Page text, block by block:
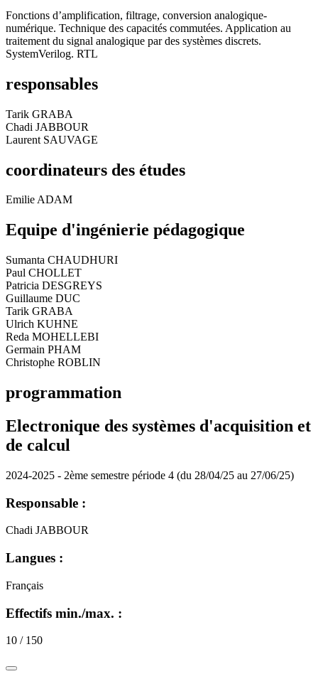
Fonctions d’amplification, filtrage, conversion analogique-
numérique. Technique des capacités commutées. Application au
traitement du signal analogique par des systèmes discrets.
SystemVerilog. RTL
responsables
Tarik GRABA
Chadi JABBOUR
Laurent SAUVAGE
coordinateurs des études
Emilie ADAM
Equipe d'ingénierie pédagogique
Sumanta CHAUDHURI
Paul CHOLLET
Patricia DESGREYS
Guillaume DUC
Tarik GRABA
Ulrich KUHNE
Reda MOHELLEBI
Germain PHAM
Christophe ROBLIN
programmation
Electronique des systèmes d'acquisition et
de calcul
2024-2025 - 2ème semestre période 4 (du 28/04/25 au 27/06/25)
Responsable :
Chadi JABBOUR
Langues :
Français
Effectifs min./max. :
10 / 150